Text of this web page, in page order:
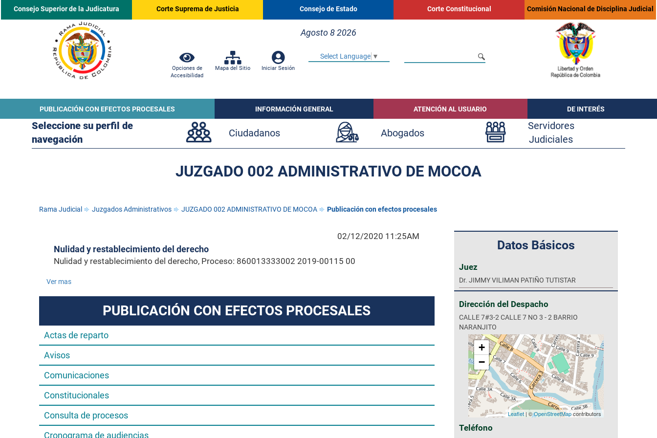
Consejo Superior de la Judicatura Corte Suprema de Justicia Consejo de Estado Corte Constitucional Comisión Nacional de Disciplina Judicial
Agosto 8 2026
Opciones de
Accesibilidad
Mapa del Sitio Iniciar Sesión
Select Language ▼
PUBLICACIÓN CON EFECTOS PROCESALES INFORMACIÓN GENERAL ATENCIÓN AL USUARIO DE INTERÉS
Seleccione su perfil de
navegación
Ciudadanos Abogados
Servidores
Judiciales
JUZGADO 002 ADMINISTRATIVO DE MOCOA
Rama Judicial Juzgados Administrativos JUZGADO 002 ADMINISTRATIVO DE MOCOA Publicación con efectos procesales
02/12/2020 11:25AM
Nulidad y restablecimiento del derecho
Nulidad y restablecimiento del derecho, Proceso: 860013333002 2019-00115 00
Ver mas
PUBLICACIÓN CON EFECTOS PROCESALES
Actas de reparto
Avisos
Comunicaciones
Constitucionales
Consulta de procesos
Cronograma de audiencias
Datos Básicos
Juez
Dr. JIMMY VILIMAN PATIÑO TUTISTAR
Dirección del Despacho
CALLE 7#3-2 CALLE 7 NO 3 - 2 BARRIO
NARANJITO
+
−
Leaflet| ©OpenStreetMapcontributors
Teléfono